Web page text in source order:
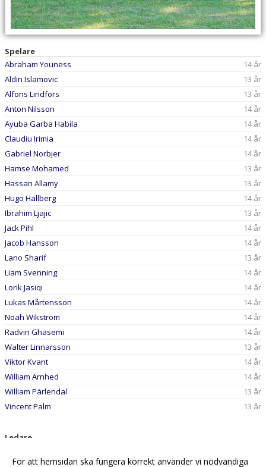
Spelare
Abraham Youness
14 år
Aldin Islamovic
13 år
Alfons Lindfors
13 år
Anton Nilsson
14 år
Ayuba Garba Habila
14 år
Claudiu Irimia
14 år
Gabriel Norbjer
14 år
Hamse Mohamed
13 år
Hassan Allamy
13 år
Hugo Hallberg
14 år
Ibrahim Ljajic
13 år
Jack Pihl
14 år
Jacob Hansson
14 år
Lano Sharif
13 år
Liam Svenning
14 år
Lorik Jasiqi
14 år
Lukas Mårtensson
14 år
Noah Wikström
14 år
Radvin Ghasemi
14 år
Walter Linnarsson
13 år
Viktor Kvant
14 år
William Arnhed
14 år
William Pärlendal
13 år
Vincent Palm
13 år
Ledare
För att hemsidan ska fungera korrekt använder vi nödvändiga